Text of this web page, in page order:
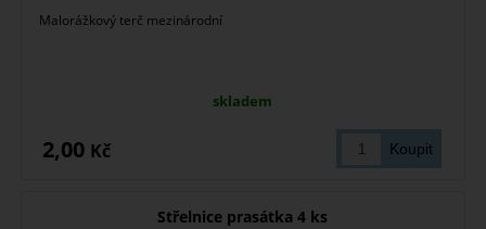
Malorážkový terč mezinárodní
skladem
2,00 Kč
Střelnice prasátka 4 ks